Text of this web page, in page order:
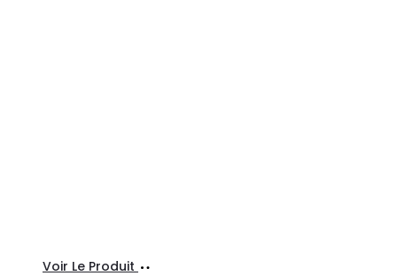
Voir Le Produit